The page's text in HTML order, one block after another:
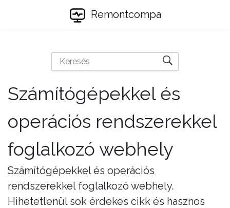
Remontcompa
Számítógépekkel és
operációs rendszerekkel
foglalkozó webhely
Számítógépekkel és operációs
rendszerekkel foglalkozó webhely.
Hihetetlenül sok érdekes cikk és hasznos